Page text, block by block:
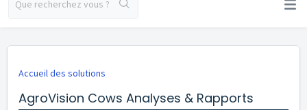
Accueil des solutions
AgroVision Cows Analyses & Rapports